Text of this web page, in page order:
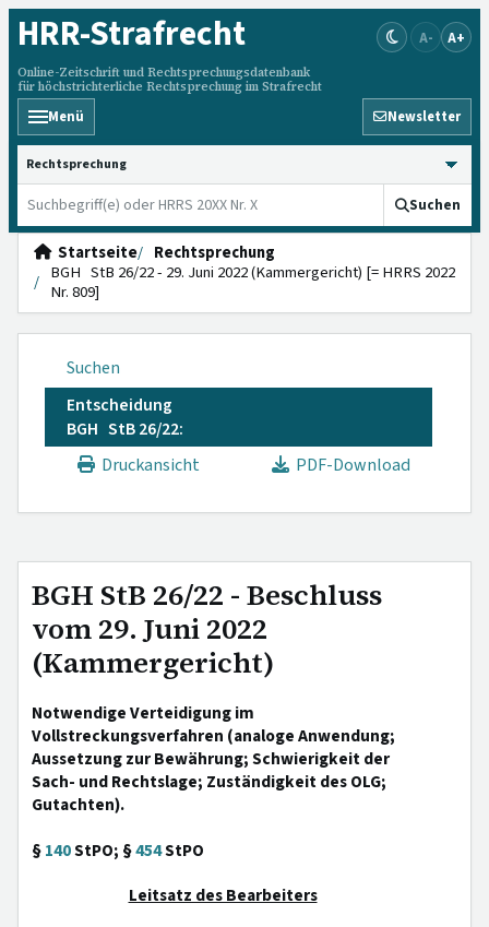
HRR-Strafrecht
Online-Zeitschrift und Rechtsprechungsdatenbank
für höchstrichterliche Rechtsprechung im Strafrecht
A- A+
Menü Newsletter
HRRS durchsuchen
Suchen
Startseite
Rechtsprechung
BGH StB 26/22 - 29. Juni 2022 (Kammergericht) [= HRRS 2022
Nr. 809]
Suchen
Entscheidung
BGH StB 26/22:
Druckansicht
PDF-Download
BGH StB 26/22 - Beschluss
vom 29. Juni 2022
(Kammergericht)
Notwendige Verteidigung im
Vollstreckungsverfahren (analoge Anwendung;
Aussetzung zur Bewährung; Schwierigkeit der
Sach- und Rechtslage; Zuständigkeit des OLG;
Gutachten).
§140StPO; §454StPO
Leitsatz des Bearbeiters